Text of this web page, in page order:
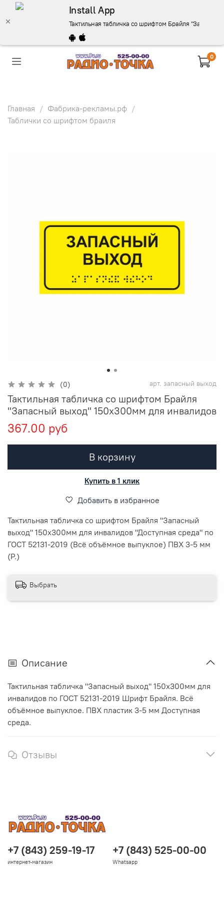
Install App
Тактильная табличка со шрифтом Брайля
0
Главная
Фабрика-рекламы.рф
Таблички со шрифтом браиля
(0) арт. запасный выход
Тактильная табличка со шрифтом Брайля
"Запасный выход" 150х300мм для инвалидов
367.00 руб
В корзину
Купить в 1 клик
Добавить в избранное
Тактильная табличка со шрифтом Брайля "Запасный
выход" 150х300мм для инвалидов "Доступная среда" по
ГОСТ 52131-2019 (Всё объёмное выпуклое) ПВХ 3-5 мм
(Р.)
Выбрать
Описание
Тактильная табличка "Запасный выход" 150х300мм для
инвалидов по ГОСТ 52131-2019 Шрифт Брайля. Всё
объёмное выпуклое. ПВХ пластик 3-5 мм Доступная
среда.
Отзывы
+7 (843) 259-19-17
интернет-магазин
+7 (843) 525-00-00
Whatsapp